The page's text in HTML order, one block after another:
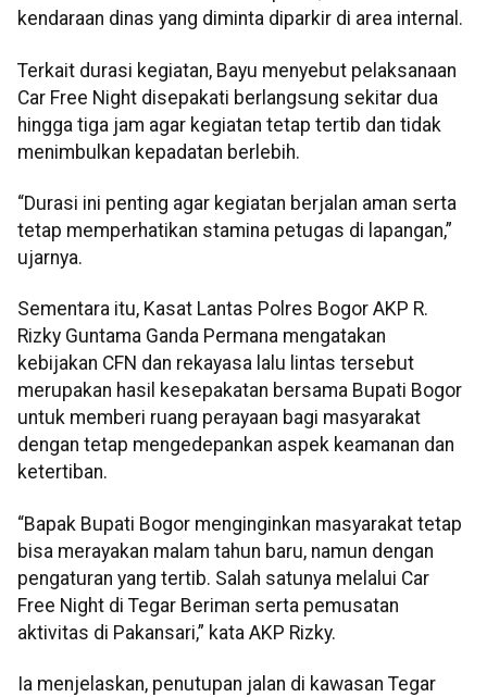
kendaraan dinas yang diminta diparkir di area internal.
Terkait durasi kegiatan, Bayu menyebut pelaksanaan
Car Free Night disepakati berlangsung sekitar dua
hingga tiga jam agar kegiatan tetap tertib dan tidak
menimbulkan kepadatan berlebih.
“Durasi ini penting agar kegiatan berjalan aman serta
tetap memperhatikan stamina petugas di lapangan,”
ujarnya.
Sementara itu, Kasat Lantas Polres Bogor AKP R.
Rizky Guntama Ganda Permana mengatakan
kebijakan CFN dan rekayasa lalu lintas tersebut
merupakan hasil kesepakatan bersama Bupati Bogor
untuk memberi ruang perayaan bagi masyarakat
dengan tetap mengedepankan aspek keamanan dan
ketertiban.
“Bapak Bupati Bogor menginginkan masyarakat tetap
bisa merayakan malam tahun baru, namun dengan
pengaturan yang tertib. Salah satunya melalui Car
Free Night di Tegar Beriman serta pemusatan
aktivitas di Pakansari,” kata AKP Rizky.
Ia menjelaskan, penutupan jalan di kawasan Tegar